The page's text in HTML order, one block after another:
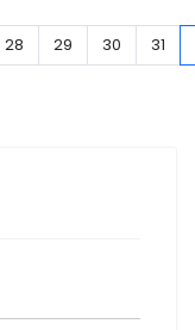
28 29 30 31